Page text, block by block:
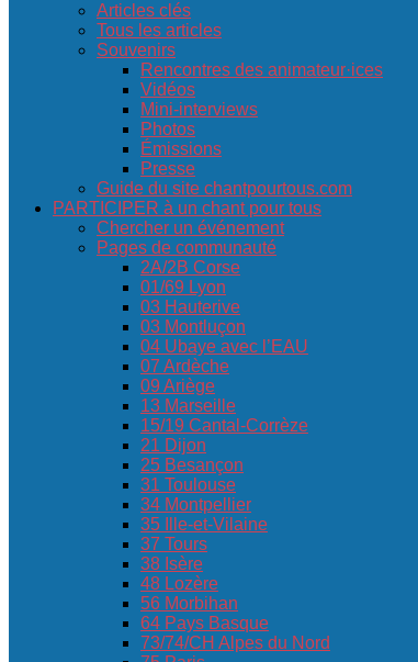
Articles clés
Tous les articles
Souvenirs
Rencontres des animateur·ices
Vidéos
Mini-interviews
Photos
Émissions
Presse
Guide du site chantpourtous.com
PARTICIPER à un chant pour tous
Chercher un événement
Pages de communauté
2A/2B Corse
01/69 Lyon
03 Hauterive
03 Montluçon
04 Ubaye avec l’EAU
07 Ardèche
09 Ariège
13 Marseille
15/19 Cantal-Corrèze
21 Dijon
25 Besançon
31 Toulouse
34 Montpellier
35 Ille-et-Vilaine
37 Tours
38 Isère
48 Lozère
56 Morbihan
64 Pays Basque
73/74/CH Alpes du Nord